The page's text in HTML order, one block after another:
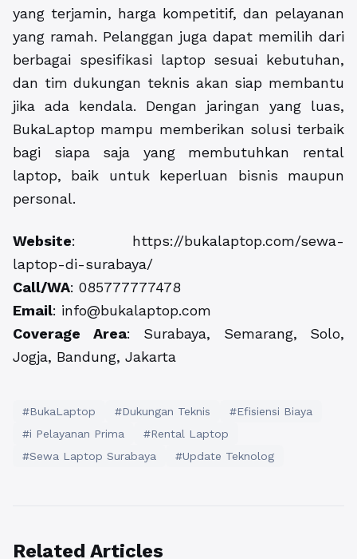
yang terjamin, harga kompetitif, dan pelayanan
yang ramah. Pelanggan juga dapat memilih dari
berbagai spesifikasi laptop sesuai kebutuhan,
dan tim dukungan teknis akan siap membantu
jika ada kendala. Dengan jaringan yang luas,
BukaLaptop mampu memberikan solusi terbaik
bagi siapa saja yang membutuhkan rental
laptop, baik untuk keperluan bisnis maupun
personal.
Website: https://bukalaptop.com/sewa-
laptop-di-surabaya/
Call/WA: 085777777478
Email: info@bukalaptop.com
Coverage Area: Surabaya, Semarang, Solo,
Jogja, Bandung, Jakarta
#BukaLaptop #Dukungan Teknis
#Efisiensi Biaya
#i Pelayanan Prima
#Rental Laptop
#Sewa Laptop Surabaya
#Update Teknolog
Related Articles